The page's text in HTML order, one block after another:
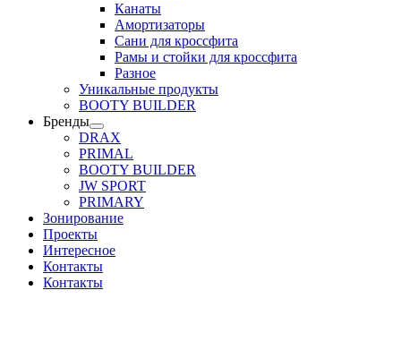
Канаты
Амортизаторы
Сани для кроссфита
Рамы и стойки для кроссфита
Разное
Уникальные продукты
BOOTY BUILDER
Бренды
DRAX
PRIMAL
BOOTY BUILDER
JW SPORT
PRIMARY
Зонирование
Проекты
Интересное
Контакты
Контакты